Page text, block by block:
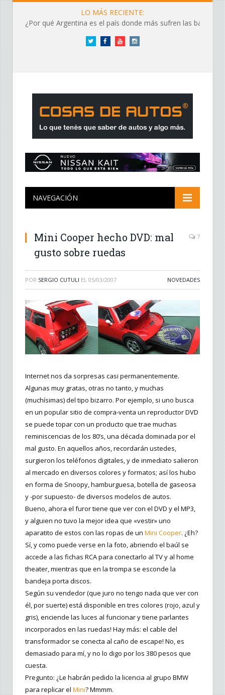
LO MÁS RECIENTE:
¿Por qué Argentina es el país donde más sufren las baterías?
Twitter FacebookYouTubeInstagram
NAVEGACIÓN
Mini Cooper hecho DVD: mal
gusto sobre ruedas
7
POR SERGIO CUTULI EL 05/03/2007 NOVEDADES
Internet nos da sorpresas casi permanentemente.
Algunas muy gratas, otras no tanto, y muchas
(muchísimas) del tipo bizarro. Por ejemplo, si uno busca
en un popular sitio de compra-venta un reproductor DVD
se puede topar con un producto que trae muchas
reminiscencias de los 80’s, una década dominada por el
mal gusto. En aquellos años, recordarán ustedes,
surgieron los teléfonos digitales, y de inmediato salieron
al mercado en diversos colores y formatos; así los hubo
en forma de Snoopy, hamburguesa, botella de gaseosa
y -por supuesto- de diversos modelos de autos.
Bueno, ahora el furor tiene que ver con el DVD y el MP3,
y alguien no tuvo la mejor idea que «vestir» uno
aparatito de estos con las ropas de un Mini Cooper. ¿Eh?
Sí, y como puede verse en la foto, abriendo el baúl se
accede a las fichas RCA para conectarlo al TV y al home
theater, mientras que en la trompa se esconde la
bandeja porta discos.
Según su vendedor (que juro no tengo nada que ver con
él, por suerte) está disponible en tres colores (rojo, azul y
gris), enciende las luces al funcionar y tiene parlantes
incorporados en las ruedas! Hay más: el cable del
transformador se conecta al caño de escape! No, es
demasiado para mí, y no lo digo por los 380 pesos que
cuesta.
Pregunto: ¿Le habrán pedido la licencia al grupo BMW
para replicar el Mini? Mmmm.